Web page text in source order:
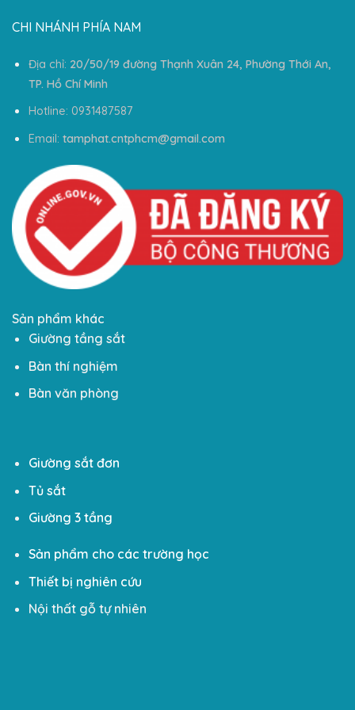
CHI NHÁNH PHÍA NAM
Địa chỉ: 20/50/19 đường Thạnh Xuân 24, Phường Thới An,
TP. Hồ Chí Minh
Hotline: 0931487587
Email: tamphat.cntphcm@gmail.com
Sản phẩm khác
Giường tầng sắt
Bàn thí nghiệm
Bàn văn phòng
Giường sắt đơn
Tủ sắt
Giường 3 tầng
Sản phẩm cho các trường học
Thiết bị nghiên cứu
Nội thất gỗ tự nhiên